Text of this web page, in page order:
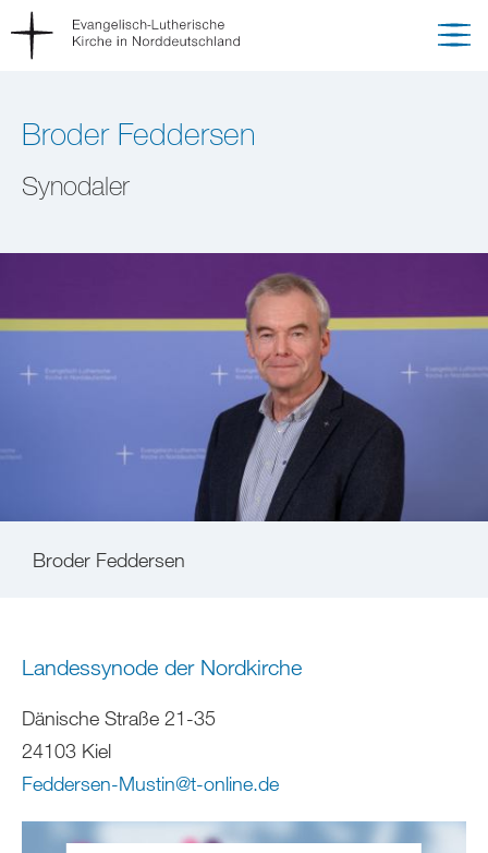
Broder Feddersen
Synodaler
Broder Feddersen
Landessynode der Nordkirche
Dänische Straße 21-35
24103 Kiel
Feddersen-Mustin@t-online.de